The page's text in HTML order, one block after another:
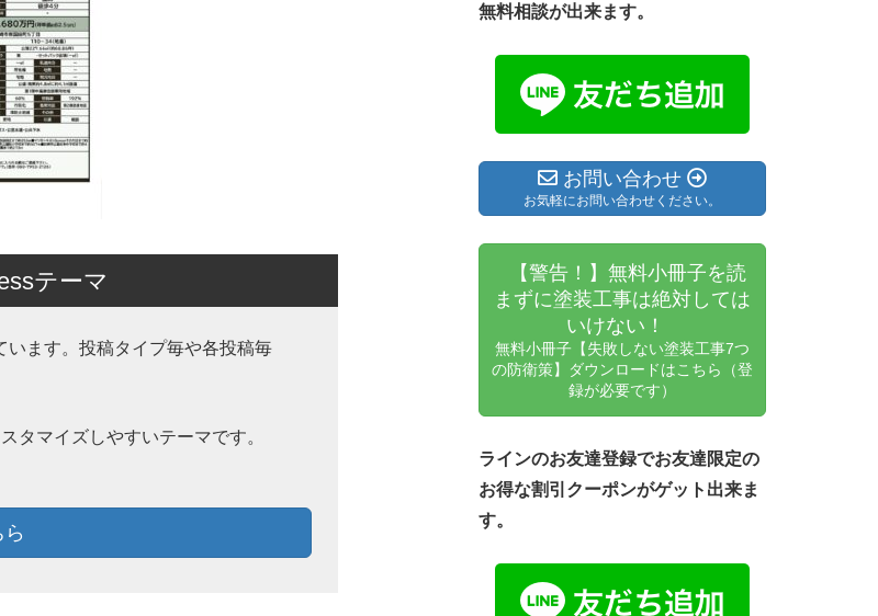
テーマ
ます。投稿タイプ毎や各投稿毎
タマイズしやすいテーマです。
無料相談が出来ます。
お問い合わせ
お気軽にお問い合わせください。
【警告！】無料小冊子を読
まずに塗装工事は絶対しては
いけない！
無料小冊子【失敗しない塗装工事7つ
の防衛策】ダウンロードはこちら（登
録が必要です）
ラインのお友達登録でお友達限定の
お得な割引クーポンがゲット出来ま
す。